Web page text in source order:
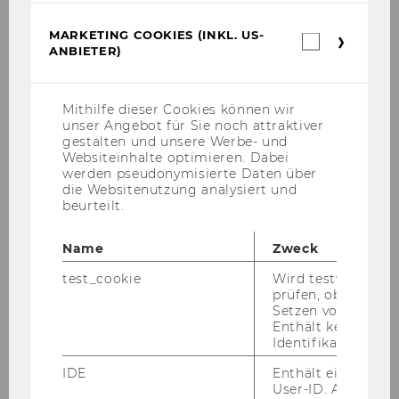
Ende der Bewerbungsfrist: 18.02.2015
Bitte bewerben Sie sich auf unserer Homepage
unter
www.wu.ac.at/jobs.
_______________________________________________
______________________________________
80) Aus­schrei­bun­gen von Stel­
len für all­ge­mei­nes Per­so­nal
Frau­en­för­de­rung:
MARKETING COOKIES (INKL. US-
ANBIETER)
Mithilfe dieser Cookies können wir
unser Angebot für Sie noch attraktiver
gestalten und unsere Werbe- und
Websiteinhalte optimieren. Dabei
werden pseudonymisierte Daten über
die Websitenutzung analysiert und
beurteilt.
Name
Zweck
test_cookie
Wird testweise
prüfen, ob der
Setzen von
Enthält keine
IDE
Enthält eine
User-ID. Anhand